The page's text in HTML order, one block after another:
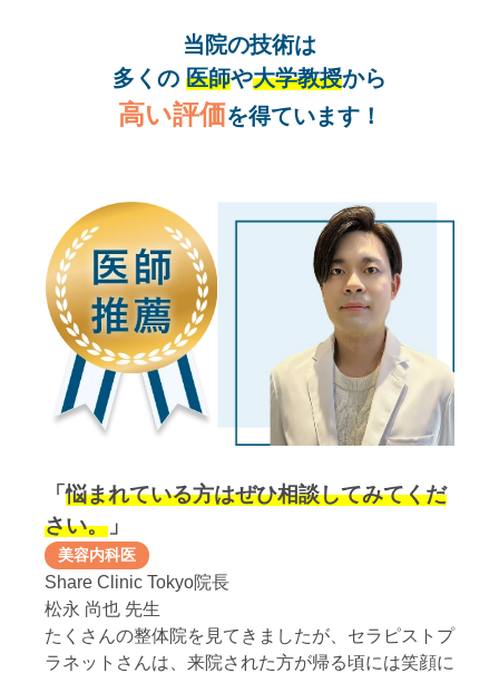
当院の技術は
多くの 医師や大学教授から
高い評価を得ています！
「悩まれている方はぜひ相談してみてくだ
さい。 」
美容内科医
Share Clinic Tokyo院長
松永 尚也 先生
たくさんの整体院を見てきましたが、セラピストプ
ラネットさんは、来院された方が帰る頃には笑顔に